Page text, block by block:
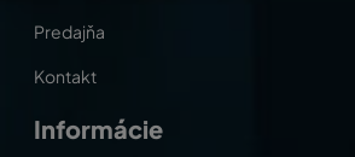
Predajňa
Kontakt
Informácie